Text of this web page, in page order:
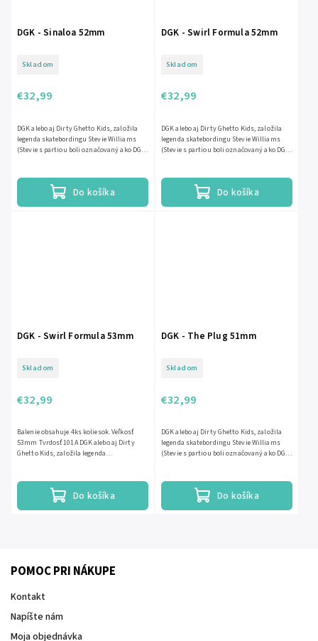
DGK - Sinaloa 52mm
Skladom
€32,99
Do košíka
DGK alebo aj Dirty Ghetto Kids, založila
legenda skatebordingu Stevie Williams
(Stevie s partiou boli označovaný ako DGK,
DGK - Swirl Formula 52mm
Skladom
€32,99
Do košíka
DGK alebo aj Dirty Ghetto Kids, založila
legenda skatebordingu Stevie Williams
(Stevie s partiou boli označovaný ako DGK,
DGK - Swirl Formula 53mm
Skladom
€32,99
Do košíka
Balenie obsahuje 4ks koliesok. Veľkosť
53mm Tvrdosť 101A DGK alebo aj Dirty
Ghetto Kids, založila legenda
DGK - The Plug 51mm
Skladom
€32,99
Do košíka
DGK alebo aj Dirty Ghetto Kids, založila
legenda skatebordingu Stevie Williams
(Stevie s partiou boli označovaný ako DGK,
POMOC PRI NÁKUPE
Kontakt
Napíšte nám
Moja objednávka